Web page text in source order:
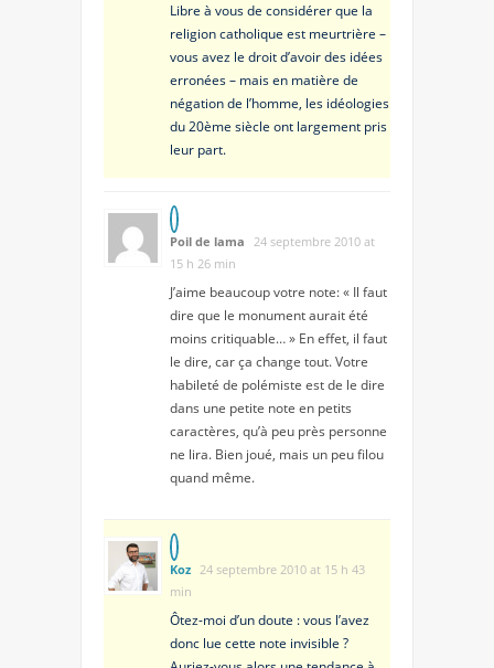
Libre à vous de considérer que la
religion catholique est meurtrière –
vous avez le droit d’avoir des idées
erronées – mais en matière de
négation de l’homme, les idéologies
du 20ème siècle ont largement pris
leur part.
Poil de lama 24 septembre 2010 at
15 h 26 min
J’aime beaucoup votre note: « Il faut
dire que le monument aurait été
moins critiquable… » En effet, il faut
le dire, car ça change tout. Votre
habileté de polémiste est de le dire
dans une petite note en petits
caractères, qu’à peu près personne
ne lira. Bien joué, mais un peu filou
quand même.
Koz 24 septembre 2010 at 15 h 43
min
Ôtez-moi d’un doute : vous l’avez
donc lue cette note invisible ?